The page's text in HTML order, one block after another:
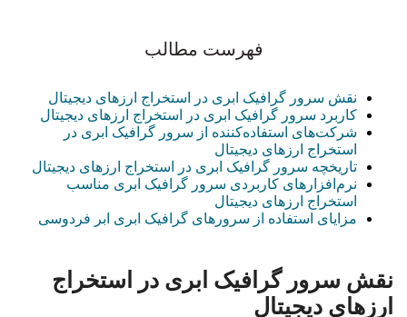
فهرست مطالب
نقش سرور گرافیک ابری در استخراج ارزهای دیجیتال
کاربرد سرور گرافیک ابری در استخراج ارزهای دیجیتال
شرکت‌های استفاده‌کننده از سرور گرافیک ابری در
استخراج ارزهای دیجیتال
تاریخچه سرور گرافیک ابری در استخراج ارزهای دیجیتال
نرم‌افزارهای کاربردی سرور گرافیک ابری مناسب
استخراج ارزهای دیجیتال
مزایای استفاده از سرورهای گرافیک ابری ابر فردوسی
نقش سرور گرافیک ابری در استخراج
ارزهای دیجیتال